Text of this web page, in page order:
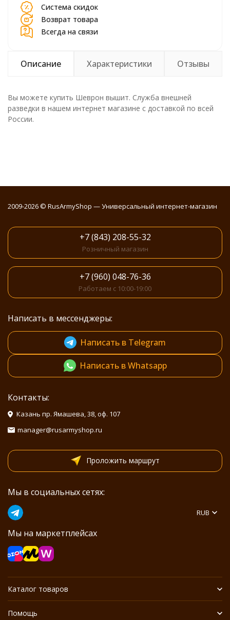
Система скидок
Возврат товара
Всегда на связи
Описание Характеристики Отзывы
Вы можете купить Шеврон вышит. Служба внешней
разведки в нашем интернет магазине с доставкой по всей
России.
2009-2026 © RusArmyShop — Универсальный интернет-магазин
+7 (843) 208-55-32
Розничный магазин
+7 (960) 048-76-36
Работаем с 10:00-19:00
Написать в мессенджеры:
Написать в Telegram
Написать в Whatsapp
Контакты:
Казань пр. Ямашева, 38, оф. 107
manager@rusarmyshop.ru
Проложить маршрут
Мы в социальных сетях:
Мы на маркетплейсах
RUB
Каталог товаров
Помощь